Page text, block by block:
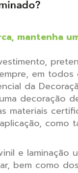
mantenha
em todos
da
decoração
materiais
como
e laminação
bem como